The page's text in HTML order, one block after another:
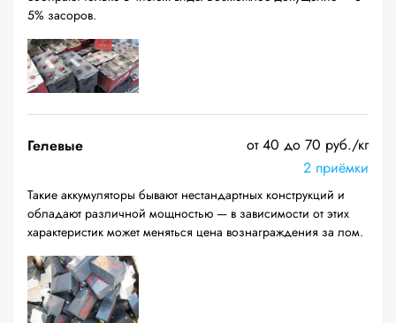
5% засоров.
Гелевые
от 40 до 70 руб./кг
2 приёмки
Такие аккумуляторы бывают нестандартных конструкций и
обладают различной мощностью — в зависимости от этих
характеристик может меняться цена вознаграждения за лом.